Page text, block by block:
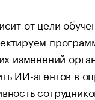
от цели
изменений
ИИ-агентов в